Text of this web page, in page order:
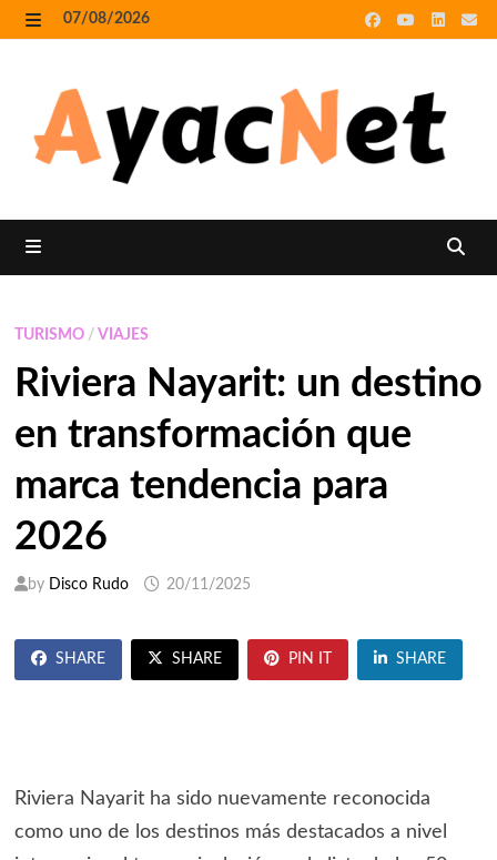
Skip
to
07/08/2026
TURISMO/ VIAJES
Riviera Nayarit: un destino
en transformación que
marca tendencia para
2026
by Disco Rudo 20/11/2025
SHARE SHARE PIN IT SHARE
Riviera Nayarit ha sido nuevamente reconocida
como uno de los destinos más destacados a nivel